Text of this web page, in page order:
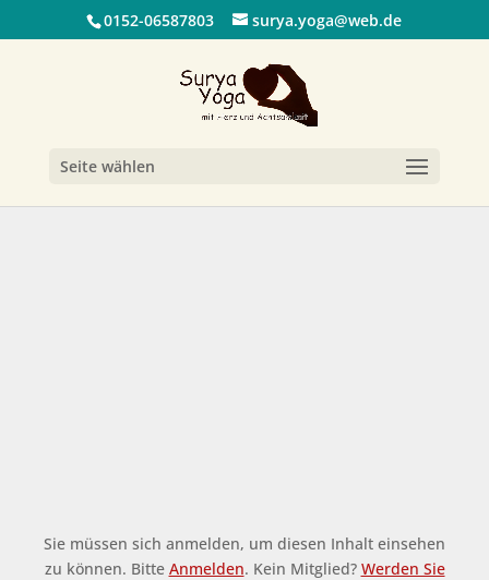
0152-06587803 surya.yoga@web.de
Seite wählen
Sie müssen sich anmelden, um diesen Inhalt einsehen
zu können. Bitte Anmelden. Kein Mitglied? Werden Sie